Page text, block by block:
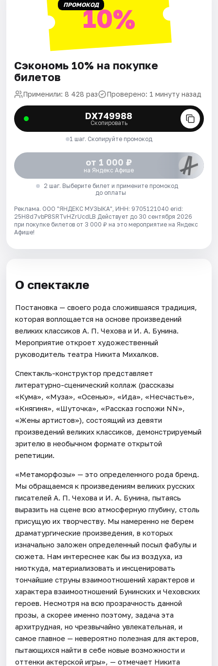
ПРОМОКОД10%
Сэкономь 10% на покупке
билетов
Применили: 8 428 раз Проверено: 1 минуту назад
DX749988
Скопировать
1 шаг. Скопируйте промокод
от 1 000 ₽
на Яндекс Афише
2 шаг. Выберите билет и примените промокод
до оплаты
Реклама. ООО "ЯНДЕКС МУЗЫКА", ИНН: 9705121040 erid:
25H8d7vbP8SRTvHZrUcdLB Действует до 30 сентября 2026
при покупке билетов от 3 000 ₽ на это мероприятие на Яндекс
Афише!
О спектакле
Постановка — своего рода сложившаяся традиция,
которая воплощается на основе произведений
великих классиков А. П. Чехова и И. А. Бунина.
Мероприятие откроет художественный
руководитель театра Никита Михалков.
Спектакль-конструктор представляет
литературно-сценический коллаж (рассказы
«Кума», «Муза», «Осенью», «Ида», «Несчастье»,
«Княгиня», «Шуточка», «Рассказ госпожи NN»,
«Жены артистов»), состоящий из девяти
произведений великих классиков, демонстрируемый
зрителю в необычном формате открытой
репетиции.
«Метаморфозы» — это определенного рода бренд.
Мы обращаемся к произведениям великих русских
писателей А. П. Чехова и И. А. Бунина, пытаясь
выразить на сцене всю атмосферную глубину, столь
присущую их творчеству. Мы намеренно не берем
драматургические произведения, в которых
изначально заложен определенный посыл фабулы и
сюжета. Нам интереснее как бы из воздуха, из
ниоткуда, материализовать и инсценировать
тончайшие струны взаимоотношений характеров и
характера взаимоотношений Бунинских и Чеховских
героев. Несмотря на всю прозрачность данной
прозы, а скорее именно поэтому, задача эта
архитрудная, но чрезвычайно увлекательная, и
самое главное — невероятно полезная для актеров,
пытающихся найти в себе новые возможности и
оттенки актерской игры», — отмечает Никита